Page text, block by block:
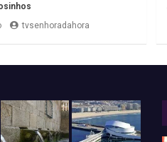
tvsenhoradahora